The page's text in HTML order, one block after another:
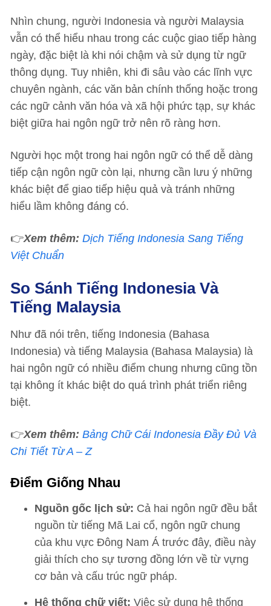
Nhìn chung, người Indonesia và người Malaysia
vẫn có thể hiểu nhau trong các cuộc giao tiếp hàng
ngày, đặc biệt là khi nói chậm và sử dụng từ ngữ
thông dụng. Tuy nhiên, khi đi sâu vào các lĩnh vực
chuyên ngành, các văn bản chính thống hoặc trong
các ngữ cảnh văn hóa và xã hội phức tạp, sự khác
biệt giữa hai ngôn ngữ trở nên rõ ràng hơn.
Người học một trong hai ngôn ngữ có thể dễ dàng
tiếp cận ngôn ngữ còn lại, nhưng cần lưu ý những
khác biệt để giao tiếp hiệu quả và tránh những
hiểu lầm không đáng có.
👉Xem thêm: Dịch Tiếng Indonesia Sang Tiếng
Việt Chuẩn
So Sánh Tiếng Indonesia Và
Tiếng Malaysia
Như đã nói trên, tiếng Indonesia (Bahasa
Indonesia) và tiếng Malaysia (Bahasa Malaysia) là
hai ngôn ngữ có nhiều điểm chung nhưng cũng tồn
tại không ít khác biệt do quá trình phát triển riêng
biệt.
👉Xem thêm: Bảng Chữ Cái Indonesia Đầy Đủ Và
Chi Tiết Từ A – Z
Điểm Giống Nhau
Nguồn gốc lịch sử: Cả hai ngôn ngữ đều bắt
nguồn từ tiếng Mã Lai cổ, ngôn ngữ chung
của khu vực Đông Nam Á trước đây, điều này
giải thích cho sự tương đồng lớn về từ vựng
cơ bản và cấu trúc ngữ pháp.
Hệ thống chữ viết: Việc sử dụng hệ thống